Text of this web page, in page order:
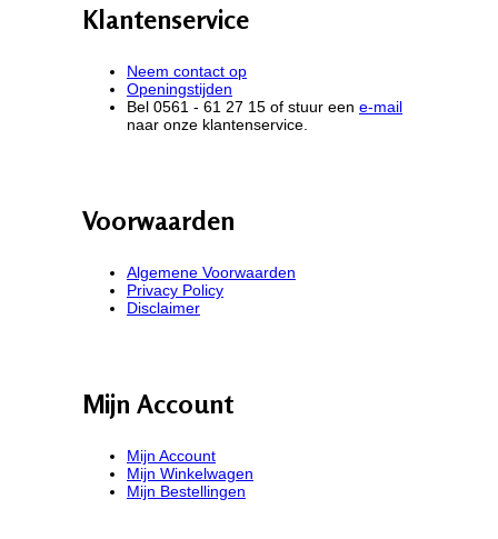
Klantenservice
Neem contact op
Openingstijden
Bel 0561 - 61 27 15 of stuur een e-mail
naar onze klantenservice.
Voorwaarden
Algemene Voorwaarden
Privacy Policy
Disclaimer
Mijn Account
Mijn Account
Mijn Winkelwagen
Mijn Bestellingen